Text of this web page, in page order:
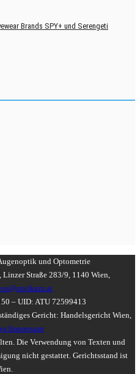
Brands SPY+ und Serengeti
und Optometrie
Straße 283/9, 1140 Wien,
– UID: ATU 72599413
Gericht: Handelsgericht Wien,
Impressum
Die Verwendung von Texten und
nicht gestattet. Gerichtsstand ist